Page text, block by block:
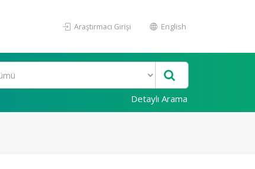
Araştırmacı Girişi English
Detaylı Arama